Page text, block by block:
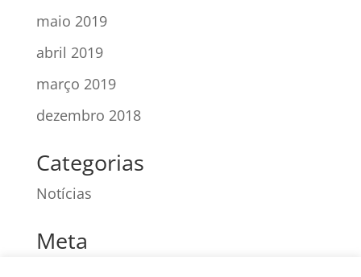
maio 2019
abril 2019
março 2019
dezembro 2018
Categorias
Notícias
Meta